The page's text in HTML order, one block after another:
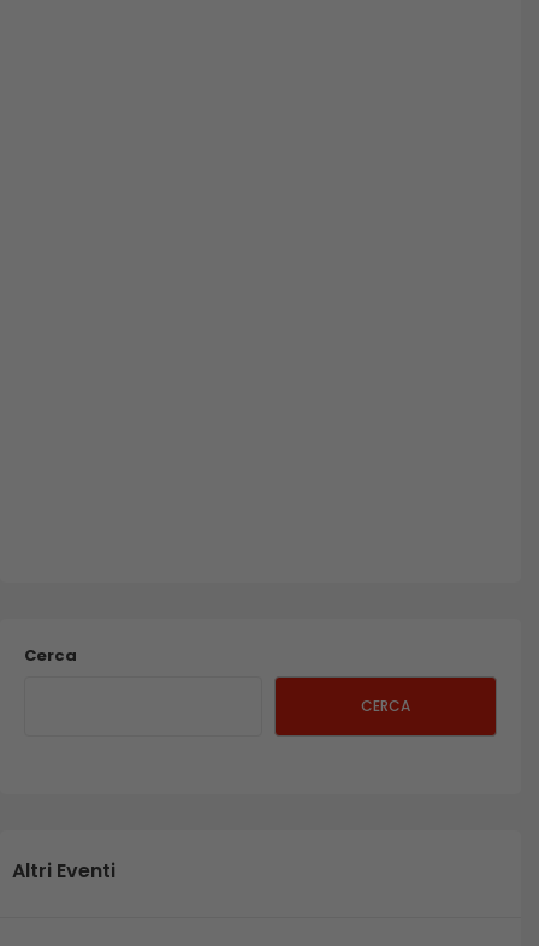
Cerca
CERCA
Altri Eventi